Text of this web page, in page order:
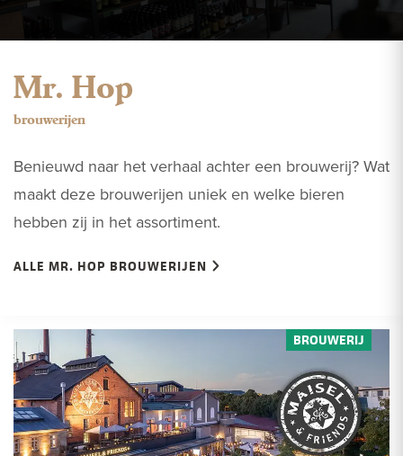
Mr. Hop
brouwerijen
Benieuwd naar het verhaal achter een brouwerij? Wat
maakt deze brouwerijen uniek en welke bieren
hebben zij in het assortiment.
ALLE MR. HOP BROUWERIJEN